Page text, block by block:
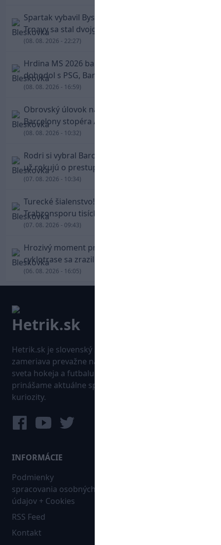
Spartak vybavil Bystricu za pár minút: Hrdinom
Trnavy sa stal dvojgólový Polťák
(08. 08. 2026 - 22:27)
Hrdina MS 2026 balí kufre! Ferran Torres sa
dohodol s PSG, Barcelona mu brániť nebude
(08. 08. 2026 - 16:59)
Obrovský úlovok na Anfielde: Liverpool získal z
Barcelony stopéra Arauja
(08. 08. 2026 - 10:32)
Rodri si vybral Barcelonu a odmietol Real. Kluby
už rokujú o prestupovej čiastke
(07. 08. 2026 - 10:34)
Turecké šialenstvo! Salaha vítali na štadióne
Trabzonsporu tisícky fanúšikov
(07. 08. 2026 - 09:43)
Hrozivý moment pre Zdena Cháru! Na
cyklotrase sa zrazil s bežcom
(06. 08. 2026 - 16:05)
Hetrik.sk je slovenský športový portál, ktorý sa
zameriava prevažne na najnovšie informácie zo
sveta hokeja a futbalu. Pravidelne na dennej báze
prinášame aktuálne správy, góly, zaujímavosti a
kuriozity.
INFORMÁCIE
Podmienky
spracovania osobných
údajov + Cookies
RSS Feed
Kontakt